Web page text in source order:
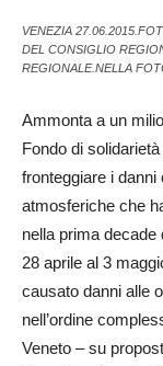
VENEZIA
DEL CONSIGLIO
REGIONALE.NELLA
Ammonta a un
Fondo di
fronteggiare i
atmosferiche che
nella prima
28 aprile al 3
causato danni alle
nell’ordine
Ve­neto – su